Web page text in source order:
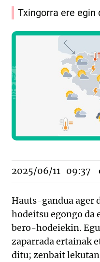
Txingorra ere egin
2025/06/11 09:37
Hauts-gandua ager
hodeitsu egongo da
bero-hodeiekin.
zaparrada ertainak
ditu; zenbait